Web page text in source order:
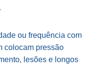
ou frequência com
colocam pressão
lesões e longos